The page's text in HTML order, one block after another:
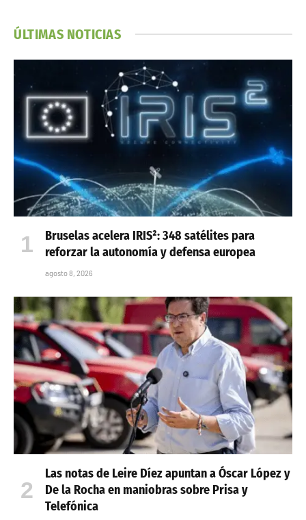
ÚLTIMAS NOTICIAS
Bruselas acelera IRIS²: 348 satélites para
reforzar la autonomía y defensa europea
agosto 8, 2026
Las notas de Leire Díez apuntan a Óscar López y
De la Rocha en maniobras sobre Prisa y
Telefónica